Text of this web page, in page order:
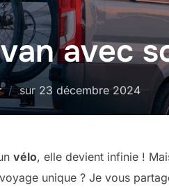
avec
sur 23 décembre 2024
vélo, elle devient infinie !
unique ? Je vous